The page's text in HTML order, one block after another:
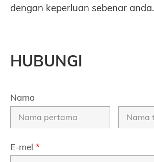
dengan keperluan sebenar anda.
HUBUNGI
Nama
E-mel *